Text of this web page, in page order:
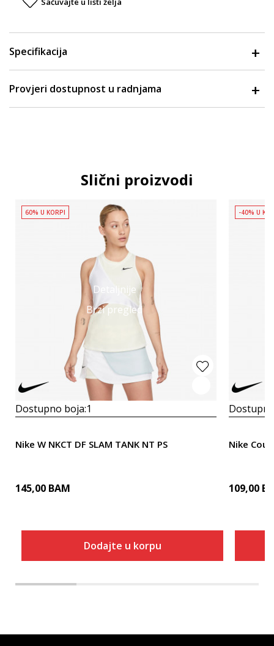
Specifikacija
Provjeri dostupnost u radnjama
Slični proizvodi
Detaljnije
Brzi pregled
60% U KORPI
Dostupno boja:1
Nike W NKCT DF SLAM TANK NT PS
145,00 BAM
Dodajte u korpu
-40% U
Nike
109,00